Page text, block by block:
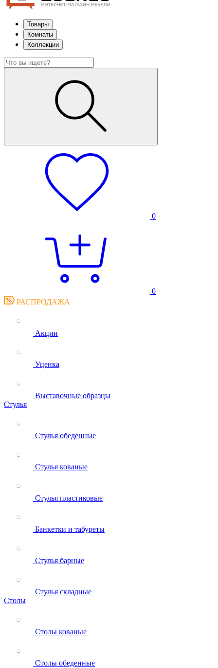
Товары
Комнаты
Коллекции
0
0
РАСПРОДАЖА
Акции
Уценка
Выставочные образцы
Стулья
Стулья обеденные
Стулья кованые
Стулья пластиковые
Банкетки и табуреты
Стулья барные
Стулья складные
Столы
Столы кованые
Столы обеденные